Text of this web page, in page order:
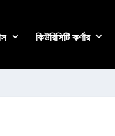
কিউরিসিটি কর্ণার